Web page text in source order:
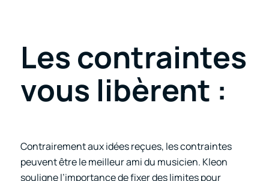
Les contraintes
vous libèrent :
Contrairement aux idées reçues, les contraintes
peuvent être le meilleur ami du musicien. Kleon
souligne l’importance de fixer des limites pour